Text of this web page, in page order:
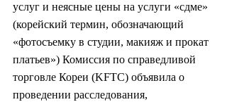
услуг и неясные цены на услуги «сдме»
(корейский термин, обозначающий
«фотосъемку в студии, макияж и прокат
платьев») Комиссия по справедливой
торговле Кореи (KFTC) объявила о
проведении расследования,